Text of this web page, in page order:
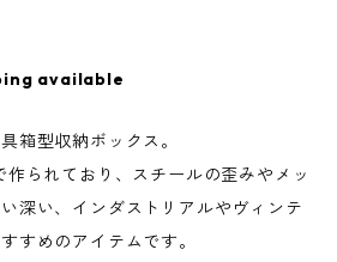
available
箱型収納ボックス。
作られており、スチールの歪みやメッ
深い、インダストリアルやヴィンテ
すめのアイテムです。